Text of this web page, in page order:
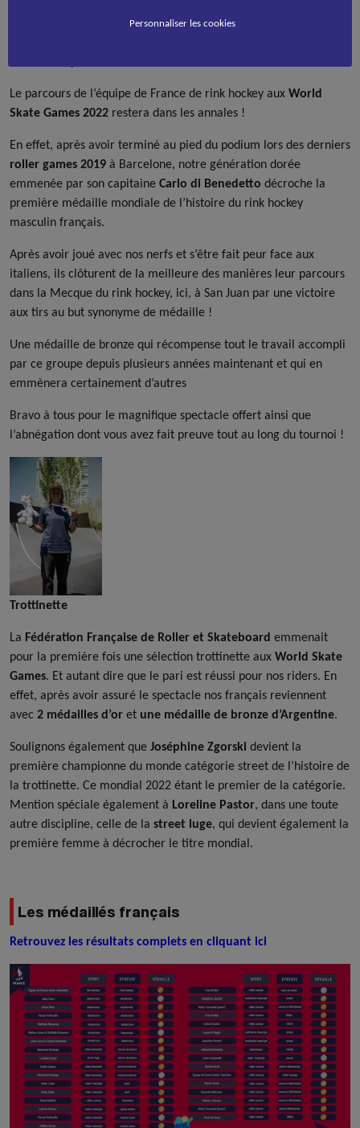
Le parcours de l’équipe de France de rink hockey aux World
Skate Games 2022 restera dans les annales !
En effet, après avoir terminé au pied du podium lors des derniers
roller games 2019 à Barcelone, notre génération dorée
emmenée par son capitaine Carlo di Benedetto décroche la
première médaille mondiale de l’histoire du rink hockey
masculin français.
Après avoir joué avec nos nerfs et s’être fait peur face aux
italiens, ils clôturent de la meilleure des manières leur parcours
dans la Mecque du rink hockey, ici, à San Juan par une victoire
aux tirs au but synonyme de médaille !
Une médaille de bronze qui récompense tout le travail accompli
par ce groupe depuis plusieurs années maintenant et qui en
emmènera certainement d’autres
Bravo à tous pour le magnifique spectacle offert ainsi que
l’abnégation dont vous avez fait preuve tout au long du tournoi !
Trottinette
La Fédération Française de Roller et Skateboard emmenait
pour la première fois une sélection trottinette aux World Skate
Games. Et autant dire que le pari est réussi pour nos riders. En
effet, après avoir assuré le spectacle nos français reviennent
avec 2 médailles d’or et une médaille de bronze d’Argentine.
Soulignons également que Joséphine Zgorski devient la
première championne du monde catégorie street de l’histoire de
la trottinette. Ce mondial 2022 étant le premier de la catégorie.
Mention spéciale également à Loreline Pastor, dans une toute
autre discipline, celle de la street luge, qui devient également la
première femme à décrocher le titre mondial.
Les médaillés français
Retrouvez les résultats complets en cliquant ici
Personnaliser les cookies